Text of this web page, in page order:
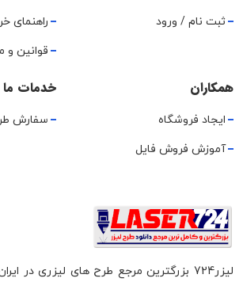
ثبت نام / ورود
راهنمای
قوانین و
همکاران
ایجاد فروشگاه
آموزش فروش فایل
خدمات ما
سفارش
لیزر724 بزرگترین مرجع طرح های لیزری در